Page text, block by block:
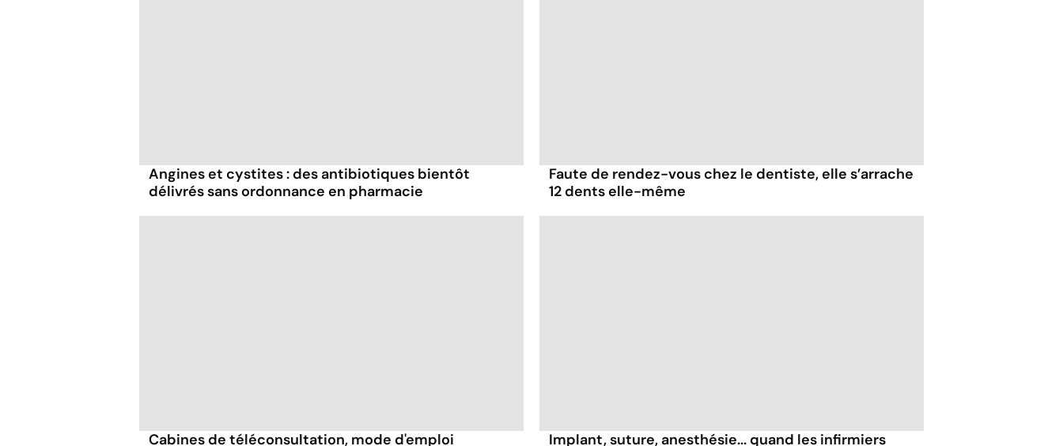
Angines et cystites : des antibiotiques bientôt
délivrés sans ordonnance en pharmacie
Faute de rendez-vous chez le dentiste, elle s’arrache
12 dents elle-même
Cabines de téléconsultation, mode d'emploi
Implant, suture, anesthésie... quand les infirmiers